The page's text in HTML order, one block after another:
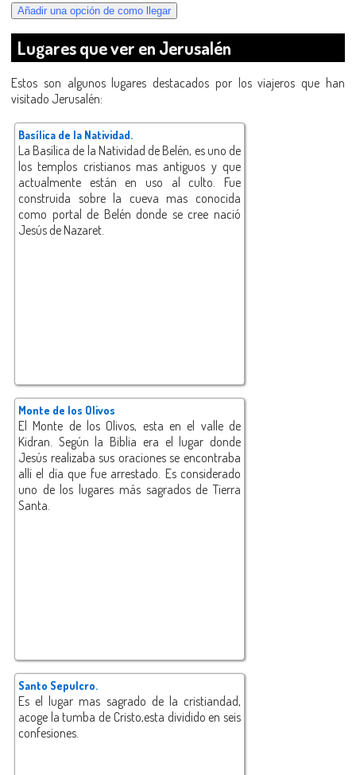
Lugares que ver en Jerusalén
Estos son algunos lugares destacados por los viajeros que han
visitado Jerusalén:
Basílica de la Natividad.
La Basílica de la Natividad de Belén, es uno de
los templos cristianos mas antiguos y que
actualmente están en uso al culto. Fue
construida sobre la cueva mas conocida
como portal de Belén donde se cree nació
Jesús de Nazaret.
Monte de los Olivos
El Monte de los Olivos, esta en el valle de
Kidran. Según la Biblia era el lugar donde
Jesús realizaba sus oraciones se encontraba
allí el día que fue arrestado. Es considerado
uno de los lugares más sagrados de Tierra
Santa.
Santo Sepulcro.
Es el lugar mas sagrado de la cristiandad,
acoge la tumba de Cristo,esta dividido en seis
confesiones.